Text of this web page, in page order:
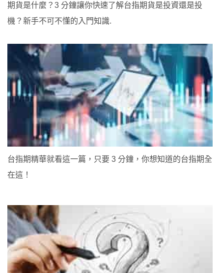
期貨是什麼？3 分鐘讓你快速了解台指期貨是投資還是投
機？新手不可不懂的入門知識.
台指期精華就看這一篇，只要 3 分鐘，你想知道的台指期全
在這！